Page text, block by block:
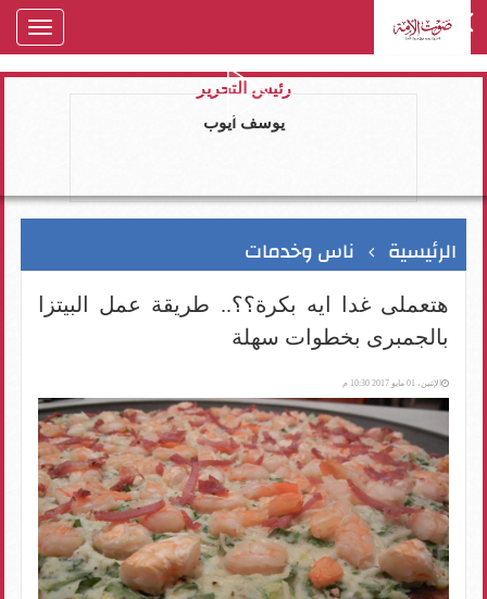
رئيس التحرير
يوسف ايوب
الرئيسية ناس وخدمات
هتعملى غدا ايه بكرة؟؟.. طريقة عمل البيتزا
بالجمبرى بخطوات سهلة
الإثنين، 01 مايو 2017 10:30 م